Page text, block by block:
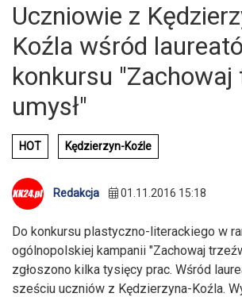
Uczniowie z
Koźla wśród
konkursu "Zachowaj
umysł"
HOT Kędzierzyn-Koźle
Redakcja 01.11.2016 15:18
Do konkursu plastyczno-literackiego w
ogólnopolskiej kampanii "Zachowaj
zgłoszono kilka tysięcy prac. Wśród
sześciu uczniów z Kędzierzyna-Koźla.